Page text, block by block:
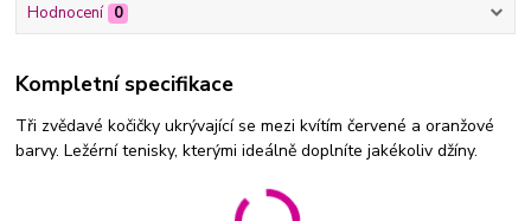
Hodnocení 0
Kompletní specifikace
Tři zvědavé kočičky ukrývající se mezi kvítím červené a oranžové
barvy. Ležérní tenisky, kterými ideálně doplníte jakékoliv džíny.